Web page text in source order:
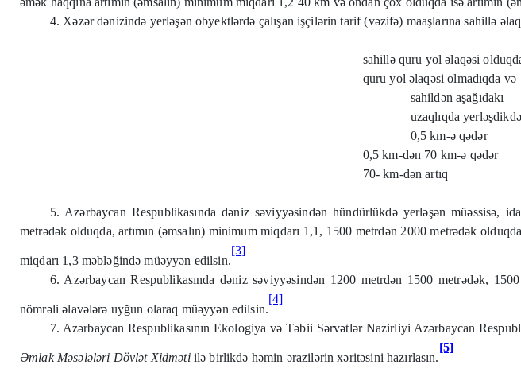
4. Xəzər dənizində yerləşən obyektlərdə çalışan işçilərin tarif (vəzifə) maaşlarına sahillə
sahillə quru yol əlaqəsi
quru yol əlaqəsi olmadıqda və
sahildən aşağıdakı
uzaqlıqda
0,5 km-ə qədər
0,5 km-dən 70 km-ə qədər
70- km-dən artıq
5. Azərbaycan Respublikasında dəniz səviyyəsindən hündürlükdə yerləşən müəssisə,
metrədək olduqda, artımın (əmsalın) minimum miqdarı 1,1, 1500 metrdən 2000 metrədək
miqdarı 1,3 məbləğində müəyyən edilsin.
[3]
6. Azərbaycan Respublikasında dəniz səviyyəsindən 1200 metrdən 1500 metrədək,
nömrəli əlavələrə uyğun olaraq müəyyən edilsin.
[4]
7. Azərbaycan Respublikasının Ekologiya və Təbii Sərvətlər Nazirliyi Azərbaycan
Əmlak Məsələləri Dövlət Xidmətiilə birlikdə həmin ərazilərin xəritəsini hazırlasın.
[5]